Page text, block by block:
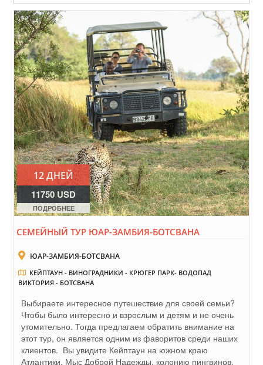
12 ДНЕЙ
11750 USD
ПОДРОБНЕЕ
СЕМЕЙНЫЙ ТУР ЮАР-ЗАМБИЯ-БОТСВАНА
ЮАР-ЗАМБИЯ-БОТСВАНА
КЕЙПТАУН - ВИНОГРАДНИКИ - КРЮГЕР ПАРК- ВОДОПАД
ВИКТОРИЯ - БОТСВАНА
Выбираете интересное путешествие для своей семьи?
Чтобы было интересно и взрослым и детям и не очень
утомительно. Тогда предлагаем обратить внимание на
этот тур, он является одним из фаворитов среди наших
клиентов. Вы увидите Кейптаун на южном краю
Атлантики, Мыс Доброй Надежды, колонию пингвинов,